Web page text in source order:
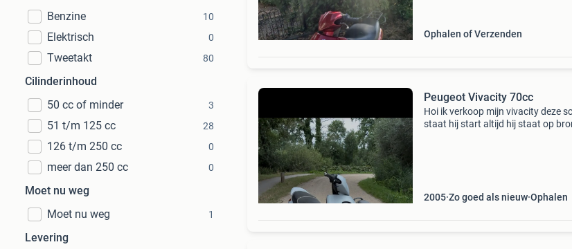
Benzine
10
Elektrisch 0
Tweetakt 80
Cilinderinhoud
50 cc of minder
3
51 t/m 125 cc 28
126 t/m 250 cc 0
meer dan 250 cc 0
Moet nu weg
Moet nu weg
1
Levering
Ophalen of Verzenden
Peugeot Vivacity 70cc
Hoi ik verkoop mijn vivacity deze
staat hij start altijd hij staat op
2005 Zo goed als nieuw Ophalen